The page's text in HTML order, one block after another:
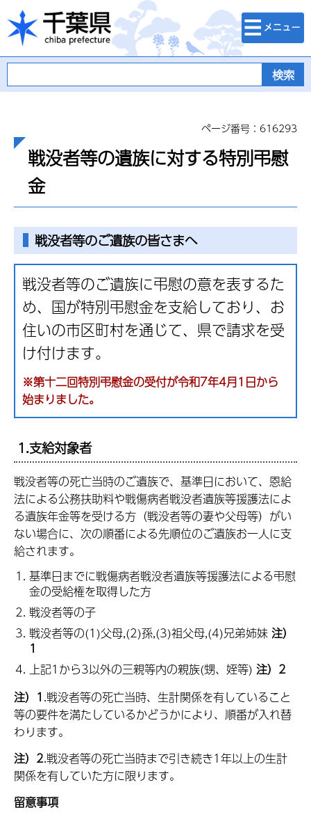
千葉県
検索・メニュ
ー
ページ番号：616293
戦没者等の遺族に対する特別弔慰
金
戦没者等のご遺族の皆さまへ
戦没者等のご遺族に弔慰の意を表するた
め、国が特別弔慰金を支給しており、お
住いの市区町村を通じて、県で請求を受
け付けます。
※第十二回特別弔慰金の受付が令和7年4月1日から
始まりました。
1.支給対象者
戦没者等の死亡当時のご遺族で、基準日において、恩給
法による公務扶助料や戦傷病者戦没者遺族等援護法によ
る遺族年金等を受ける方（戦没者等の妻や父母等）がい
ない場合に、次の順番による先順位のご遺族お一人に支
給されます。
基準日までに戦傷病者戦没者遺族等援護法による弔慰
金の受給権を取得した方
戦没者等の子
戦没者等の(1)父母,(2)孫,(3)祖父母,(4)兄弟姉妹 注）
1
上記1から3以外の三親等内の親族(甥、姪等) 注）2
注）1 .戦没者等の死亡当時、生計関係を有していること
等の要件を満たしているかどうかにより、順番が入れ替
わります。
注）2.戦没者等の死亡当時まで引き続き1年以上の生計
関係を有していた方に限ります。
留意事項